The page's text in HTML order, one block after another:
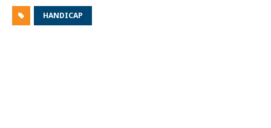
HANDICAP